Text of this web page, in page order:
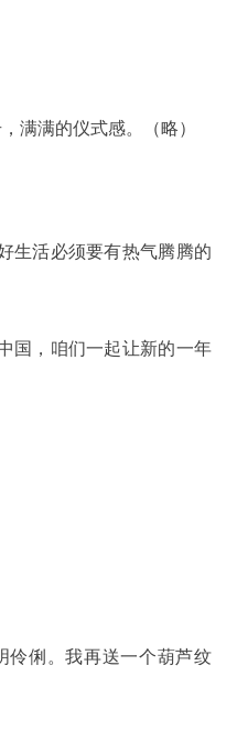
满满的仪式感。（略）
生活必须要有热气腾腾的
国，咱们一起让新的一年
伶俐。我再送一个葫芦纹